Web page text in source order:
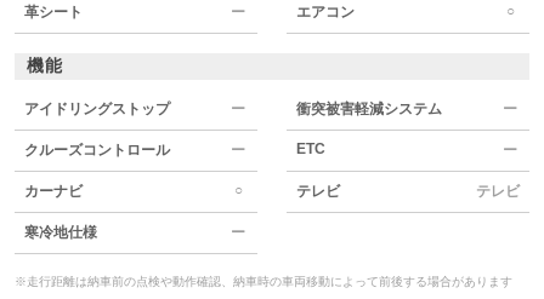
革シート ー エアコン ○
機能
アイドリングストップ ー 衝突被害軽減システム ー
クルーズコントロール ー ETC ー
カーナビ ○ テレビ テレビ
寒冷地仕様 ー
※走行距離は納車前の点検や動作確認、納車時の車両移動によって前後する場合があります